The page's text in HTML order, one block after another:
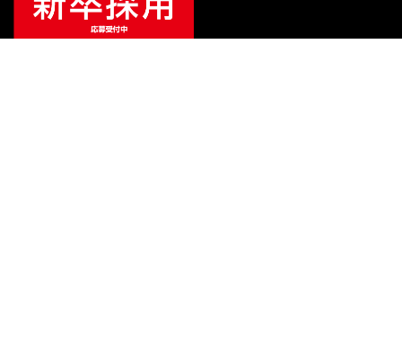
販売価格¥165,000 （税込）